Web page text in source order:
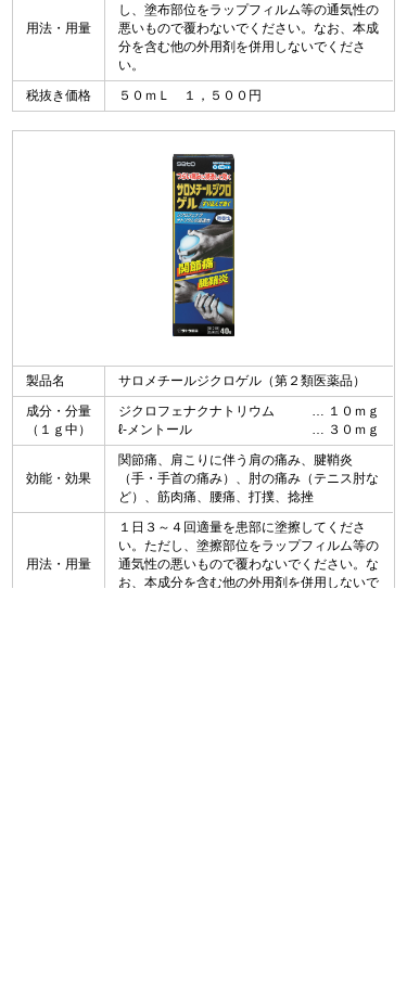
用法・用量
し、塗布部位をラップフィルム等の通気性の
悪いもので覆わないでください。なお、本成
分を含む他の外用剤を併用しないでくださ
い。
税抜き価格
５０ｍＬ １，５００円
製品名
サロメチールジクロゲル（第２類医薬品）
成分・分量
（１ｇ中）
ジクロフェナクナトリウム
１０ｍｇ
ℓ-メントール
３０ｍｇ
効能・効果
関節痛、肩こりに伴う肩の痛み、腱鞘炎
（手・手首の痛み）、肘の痛み（テニス肘な
ど）、筋肉痛、腰痛、打撲、捻挫
用法・用量
１日３～４回適量を患部に塗擦してくださ
い。ただし、塗擦部位をラップフィルム等の
通気性の悪いもので覆わないでください。な
お、本成分を含む他の外用剤を併用しないで